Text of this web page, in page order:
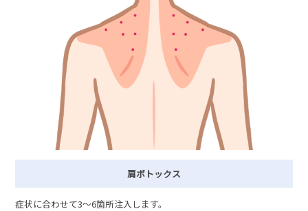
肩ボトックス
症状に合わせて3～6箇所注入します。